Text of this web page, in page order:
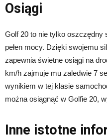
Osiągi
Golf 20 to nie tylko oszczędny
pełen mocy. Dzięki swojemu
zapewnia świetne osiągi na
km/h zajmuje mu zaledwie 7
wynikiem w tej klasie
można osiągnąć w Golfie 20,
Inne istotne